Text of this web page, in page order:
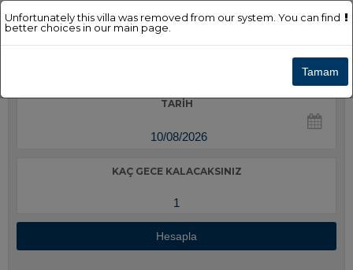
TARIH
KAÇ GECE KALACAKSINIZ
Hesapla
Unfortunately this villa was removed from our system. You can find
better choices in our main page.
Tamam